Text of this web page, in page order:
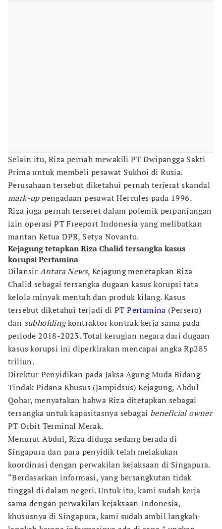
Selain itu, Riza pernah mewakili PT Dwipangga Sakti
Prima untuk membeli pesawat Sukhoi di Rusia.
Perusahaan tersebut diketahui pernah terjerat skandal
mark-uppengadaan pesawat Hercules pada 1996.
Riza juga pernah terseret dalam polemik perpanjangan
izin operasi PT Freeport Indonesia yang melibatkan
mantan Ketua DPR, Setya Novanto.
Kejagung tetapkan Riza Chalid tersangka kasus
korupsi Pertamina
Dilansir Antara News, Kejagung menetapkan Riza
Chalid sebagai tersangka dugaan kasus korupsi tata
kelola minyak mentah dan produk kilang. Kasus
tersebut diketahui terjadi di PTPertamina (Persero)
dan subholdingkontraktor kontrak kerja sama pada
periode 2018-2023. Total kerugian negara dari dugaan
kasus korupsi ini diperkirakan mencapai angka Rp285
triliun.
Direktur Penyidikan pada Jaksa Agung Muda Bidang
Tindak Pidana Khusus (Jampidsus) Kejagung, Abdul
Qohar, menyatakan bahwa Riza ditetapkan sebagai
tersangka untuk kapasitasnya sebagai beneficial owner
PT Orbit Terminal Merak.
Menurut Abdul, Riza diduga sedang berada di
Singapura dan para penyidik telah melakukan
koordinasi dengan perwakilan kejaksaan di Singapura.
“Berdasarkan informasi, yang bersangkutan tidak
tinggal di dalam negeri. Untuk itu, kami sudah kerja
sama dengan perwakilan kejaksaan Indonesia,
khususnya di Singapura, kami sudah ambil langkah-